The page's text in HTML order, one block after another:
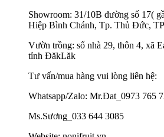
Showroom: 31/10B đường số 17(
Hiệp Bình Chánh, Tp. Thủ Đức,
Vườn trồng: số nhà 29, thôn 4, xã
tỉnh ĐăkLăk
Tư vấn/mua hàng vui lòng liên hệ:
Whatsapp/Zalo: Mr.Đat_0973 765
Ms.Sương_033 644 3085